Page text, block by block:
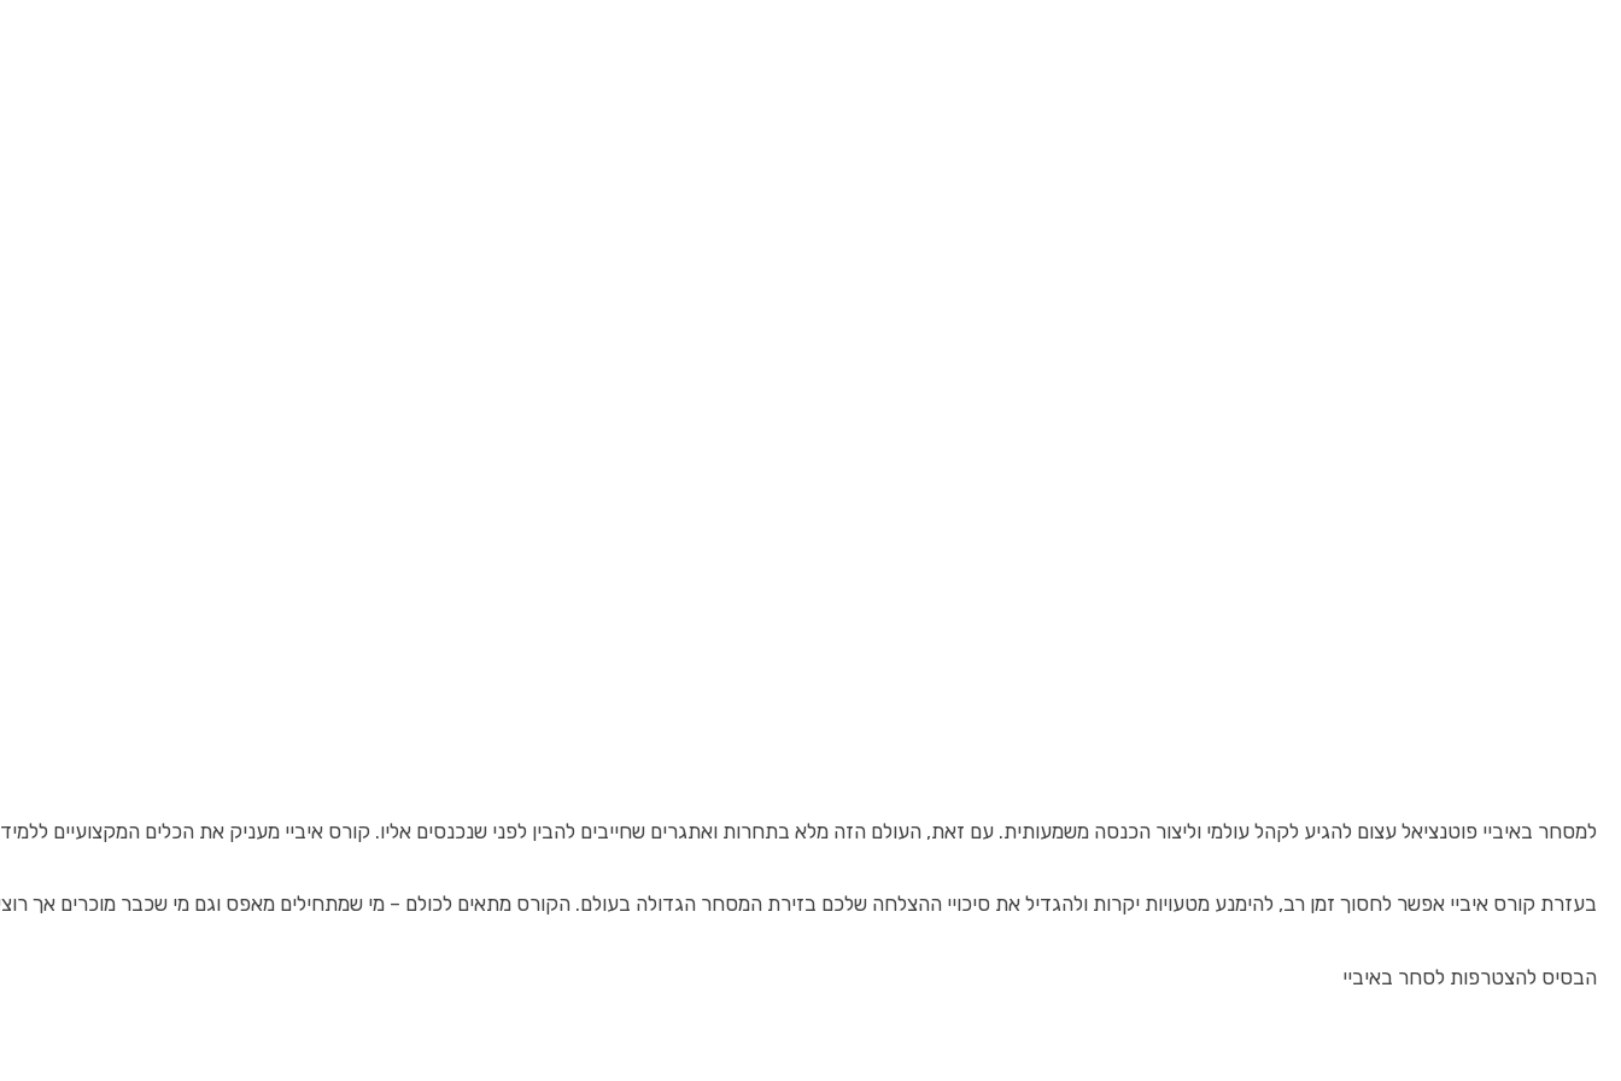
למסחר באיביי פוטנציאל עצום להגיע לקהל עולמי וליצור הכנסה משמעותית. עם זאת, העולם הזה מלא בתחרות ואתגרים שחייבים להבין לפני שנכנסים אליו. קורס איביי מעניק את הכלים המקצועיים
בעזרת קורס איביי אפשר לחסוך זמן רב, להימנע מטעויות יקרות ולהגדיל את סיכויי ההצלחה שלכם בזירת המסחר הגדולה בעולם. הקורס מתאים לכולם – מי שמתחילים מאפס וגם מי שכבר מוכרים אך
הבסיס להצטרפות לסחר באיביי